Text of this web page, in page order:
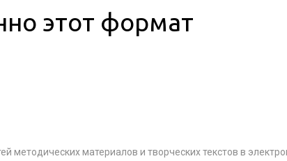
этот формат
методических материалов и творческих текстов в